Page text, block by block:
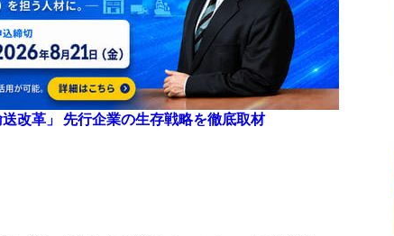
改革」 先行企業の生存戦略を徹底取材